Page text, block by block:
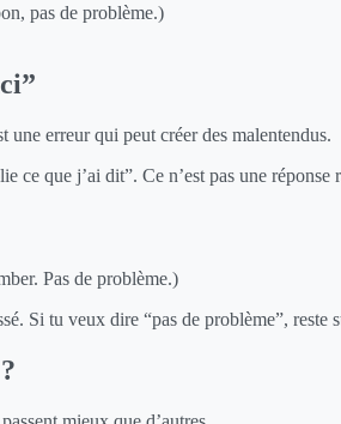
pas de problème.)
une erreur qui peut créer des malentendus.
ce que j’ai dit”. Ce n’est pas une
Pas de problème.)
Si tu veux dire “pas de problème”, reste